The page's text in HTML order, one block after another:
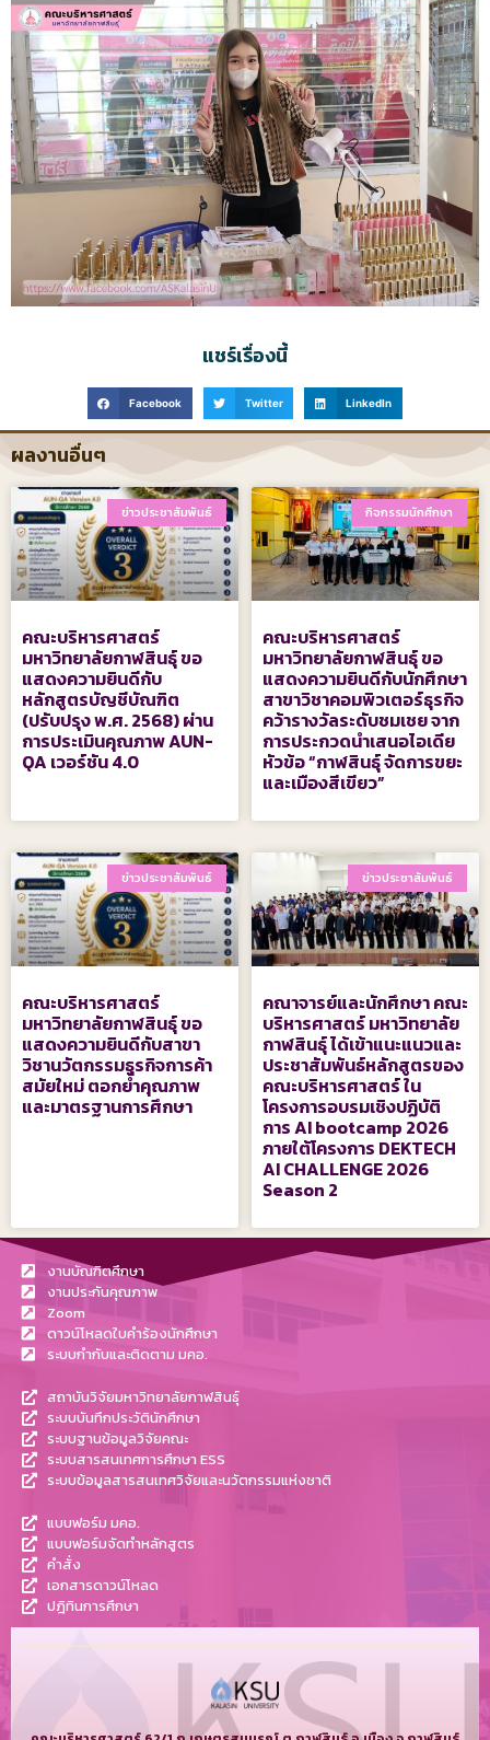
แชร์เรื่องนี้
Facebook Twitter LinkedIn
ผลงานอื่นๆ
ข่าวประชาสัมพันธ์
คณะบริหารศาสตร์
มหาวิทยาลัยกาฬสินธุ์ ขอ
แสดงความยินดีกับ
หลักสูตรบัญชีบัณฑิต
(ปรับปรุง พ.ศ. 2568) ผ่าน
การประเมินคุณภาพ AUN-
QA เวอร์ชัน 4.0
กิจกรรมนักศึกษา
คณะบริหารศาสตร์
มหาวิทยาลัยกาฬสินธุ์ ขอ
แสดงความยินดีกับนักศึกษา
สาขาวิชาคอมพิวเตอร์ธุรกิจ
คว้ารางวัลระดับชมเชย จาก
การประกวดนำเสนอไอเดีย
หัวข้อ “กาฬสินธุ์ จัดการขยะ
และเมืองสีเขียว”
ข่าวประชาสัมพันธ์
คณะบริหารศาสตร์
มหาวิทยาลัยกาฬสินธุ์ ขอ
แสดงความยินดีกับสาขา
วิชานวัตกรรมธุรกิจการค้า
สมัยใหม่ ตอกย้ำคุณภาพ
และมาตรฐานการศึกษา
ข่าวประชาสัมพันธ์
คณาจารย์และนักศึกษา คณะ
บริหารศาสตร์ มหาวิทยาลัย
กาฬสินธุ์ ได้เข้าแนะแนวและ
ประชาสัมพันธ์หลักสูตรของ
คณะบริหารศาสตร์ ใน
โครงการอบรมเชิงปฏิบัติ
การ AI bootcamp 2026
ภายใต้โครงการ DEKTECH
AI CHALLENGE 2026
Season 2
งานบัณฑิตศึกษา
งานประกันคุณภาพ
Zoom
ดาวน์โหลดใบคำร้องนักศึกษา
ระบบกำกับและติดตาม มคอ.
สถาบันวิจัยมหาวิทยาลัยกาฬสินธุ์
ระบบบันทึกประวัตินักศึกษา
ระบบฐานข้อมูลวิจัยคณะ
ระบบสารสนเทศการศึกษา ESS
ระบบข้อมูลสารสนเทศวิจัยและนวัตกรรมแห่งชาติ
แบบฟอร์ม มคอ.
แบบฟอร์มจัดทำหลักสูตร
คำสั่ง
เอกสารดาวน์โหลด
ปฎิทินการศึกษา